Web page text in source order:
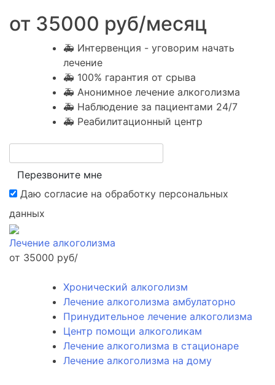
от 35000 руб/месяц
🚑 Интервенция - уговорим начать
лечение
🚑 100% гарантия от срыва
🚑 Анонимное лечение алкоголизма
🚑 Наблюдение за пациентами 24/7
🚑 Реабилитационный центр
Перезвоните мне
Даю согласие на обработку персональных
данных
Лечение алкоголизма
от 35000 руб/
Хронический алкоголизм
Лечение алкоголизма амбулаторно
Принудительное лечение алкоголизма
Центр помощи алкоголикам
Лечение алкоголизма в стационаре
Лечение алкоголизма на дому